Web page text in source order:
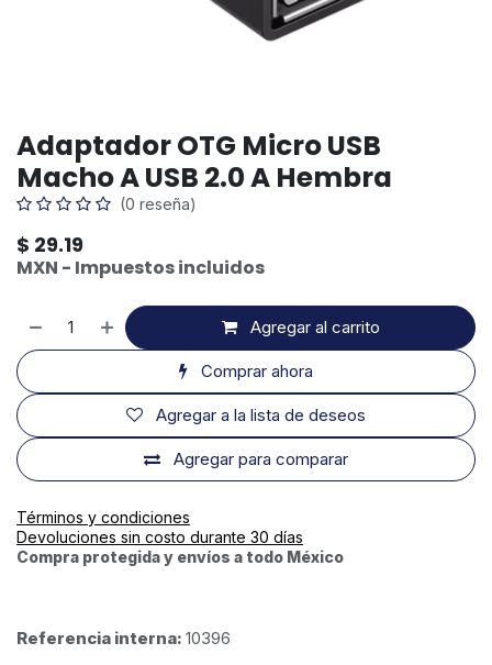
Adaptador OTG Micro USB
Macho A USB 2.0 A Hembra
(0 reseña)
$ 29.19
MXN - Impuestos incluidos
Agregar al carrito
Comprar ahora
Agregar para comparar
Agregar a la lista de deseos
Términos y condiciones
Devoluciones sin costo durante 30 días
Compra protegida y envíos a todo México
Referencia interna: 10396